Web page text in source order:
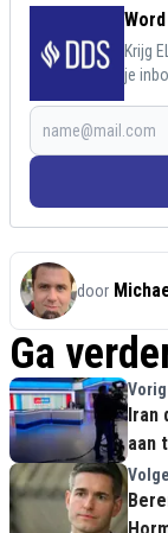
Krijg
je
door
Ga
Vorig
aan